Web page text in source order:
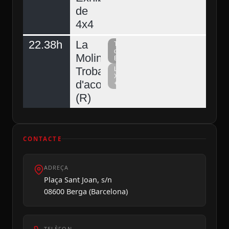
de
4x4
22.38h
La
Molina,
Trobada
d'acordionistes
(R)
Televisió
del
Berguedà
La
Xarxa
+
CONTACTE
ADREÇA
Plaça Sant Joan, s/n
08600 Berga (Barcelona)